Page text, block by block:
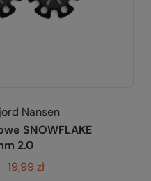
Nansen
SNOWFLAKE
2.0
19,99 zł